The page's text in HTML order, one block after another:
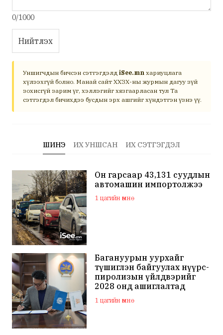
0/1000
Нийтлэх
Уншигчдын бичсэн сэтгэгдэлд iSee.mn хариуцлага
хүлээхгүй болно. Манай сайт ХХЗХ-ны журмын дагуу зүй
зохисгүй зарим үг, хэллэгийг хязгаарласан тул Та
сэтгэгдэл бичихдээ бусдын эрх ашгийг хүндэтгэн үзнэ үү.
ШИНЭ ИХ УНШСАН ИХ СЭТГЭГДЭЛ
Он гарсаар 43,131 суудлын
автомашин импортолжээ
1 цагийн өмнө
Багануурын уурхайг
түшиглэн байгуулах нүүрс-
пиролизын үйлдвэрийг
2028 онд ашиглалтад
оруулна
1 цагийн өмнө